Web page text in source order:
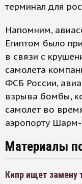
терминал для
Напомним,
Египтом было
в связи с
самолета
ФСБ России,
взрыва бомбы,
самолет во
аэропорту
Материалы
Кипр ищет замену